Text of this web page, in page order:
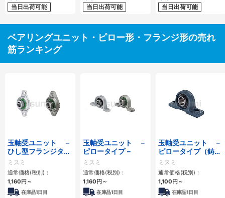
当日出荷可能 当日出荷可能 当日出荷可能
ベアリングユニット・ピロー形・フランジ形の売れ
筋ランキング
玉軸受ユニット －
ひし型フランジタイ
プ－
ミスミ
通常価格(税別)：
1,160円 ～
在庫品1日目
玉軸受ユニット －
ピロータイプ－
ミスミ
通常価格(税別)：
1,160円 ～
在庫品1日目
玉軸受ユニット －
ピロータイプ（鋳
物）－
ミスミ
通常価格(税別)：
1,100円 ～
在庫品1日目